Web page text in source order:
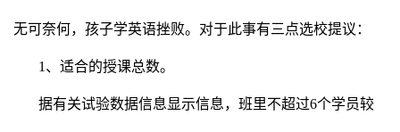
无可奈何，孩子学英语挫败。对于此事有三点选校提议：
1、适合的授课总数。
据有关试验数据信息显示信息，班里不超过6个学员较